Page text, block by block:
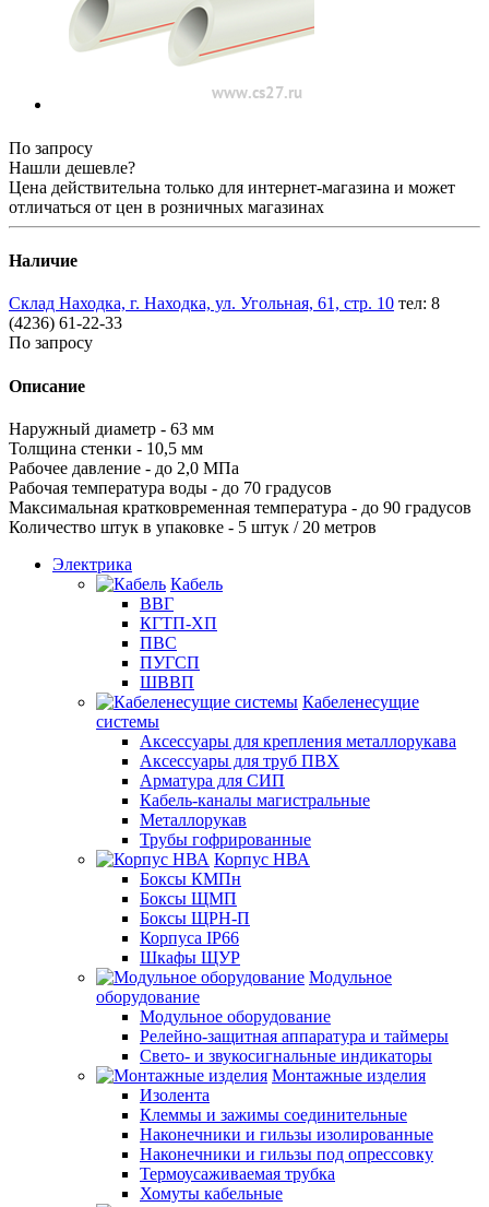
По запросу
Нашли дешевле?
Цена действительна только для интернет-магазина и может
отличаться от цен в розничных магазинах
Наличие
Склад Находка, г. Находка, ул. Угольная, 61, стр. 10 тел: 8
(4236) 61-22-33
По запросу
Описание
Наружный диаметр - 63 мм
Толщина стенки - 10,5 мм
Рабочее давление - до 2,0 МПа
Рабочая температура воды - до 70 градусов
Максимальная кратковременная температура - до 90 градусов
Количество штук в упаковке - 5 штук / 20 метров
Электрика
Кабель
ВВГ
КГТП-ХП
ПВС
ПУГСП
ШВВП
Кабеленесущие
системы
Аксессуары для крепления металлорукава
Аксессуары для труб ПВХ
Арматура для СИП
Кабель-каналы магистральные
Металлорукав
Трубы гофрированные
Корпус НВА
Боксы КМПн
Боксы ЩМП
Боксы ЩРН-П
Корпуса IP66
Шкафы ЩУР
Модульное
оборудование
Модульное оборудование
Релейно-защитная аппаратура и таймеры
Свето- и звукосигнальные индикаторы
Монтажные изделия
Изолента
Клеммы и зажимы соединительные
Наконечники и гильзы изолированные
Наконечники и гильзы под опрессовку
Термоусаживаемая трубка
Хомуты кабельные